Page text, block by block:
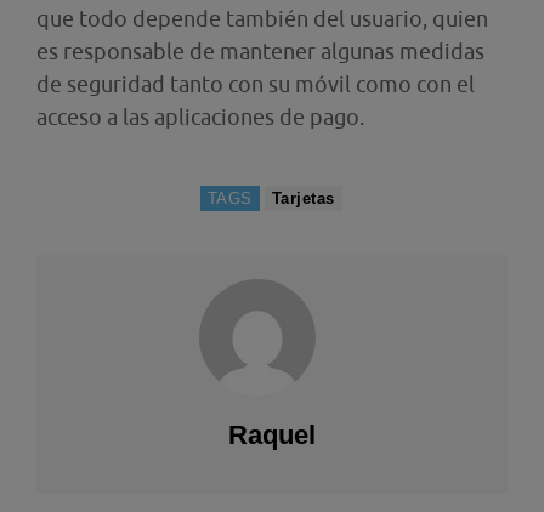
que todo depende también del usuario, quien
es responsable de mantener algunas medidas
de seguridad tanto con su móvil como con el
acceso a las aplicaciones de pago.
TAGS Tarjetas
Raquel